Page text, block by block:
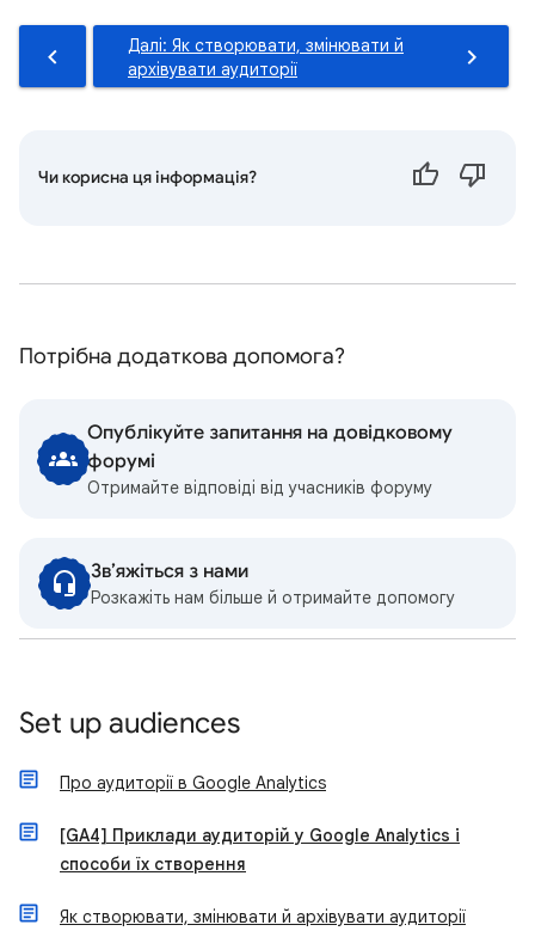
Далі: Як створювати, змінювати й
архівувати аудиторії
Чи корисна ця інформація?
Потрібна додаткова допомога?
Опублікуйте запитання на довідковому
форумі
Отримайте відповіді від учасників форуму
Зв’яжіться з нами
Розкажіть нам більше й отримайте допомогу
Set up audiences
Про аудиторії в Google Analytics
[GA4] Приклади аудиторій у Google Analytics і
способи їх створення
Як створювати, змінювати й архівувати аудиторії